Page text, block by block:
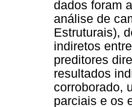
dados foram
análise de
Estruturais),
indiretos
preditores
resultados
corroborado,
parciais e os